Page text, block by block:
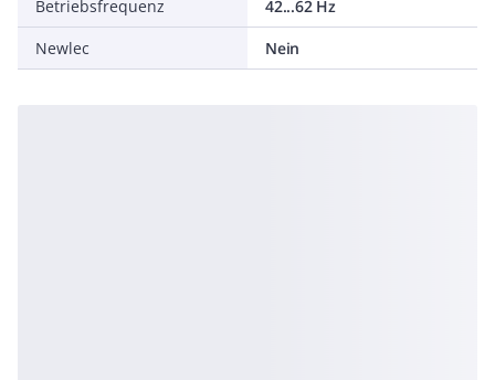
Betriebsfrequenz
42...62 Hz
Newlec
Nein